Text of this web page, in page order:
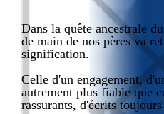
Dans la quête ancestrale
de main de nos pères va
signification.
Celle d'un engagement,
autrement plus fiable que
rassurants, d'écrits